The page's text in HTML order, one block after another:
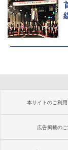
本サイトのご利
広告掲載の